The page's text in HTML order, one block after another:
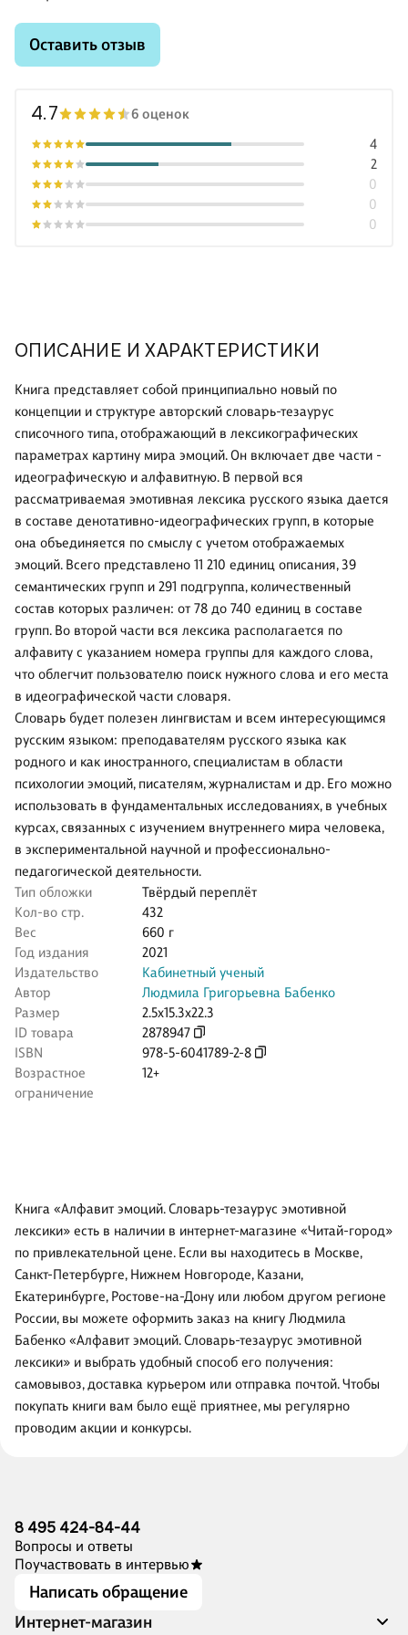
ОПИСАНИЕ И ХАРАКТЕРИСТИКИ
Книга представляет собой принципиально новый по
концепции и структуре авторский словарь-тезаурус
списочного типа, отображающий в лексикографических
параметрах картину мира эмоций. Он включает две части -
идеографическую и алфавитную. В первой вся
рассматриваемая эмотивная лексика русского языка дается
в составе денотативно-идеографических групп, в которые
она объединяется по смыслу с учетом отображаемых
эмоций. Всего представлено 11 210 единиц описания, 39
семантических групп и 291 подгруппа, количественный
состав которых различен: от 78 до 740 единиц в составе
групп. Во второй части вся лексика располагается по
алфавиту с указанием номера группы для каждого слова,
что облегчит пользователю поиск нужного слова и его места
в идеографической части словаря.
Словарь будет полезен лингвистам и всем интересующимся
русским языком: преподавателям русского языка как
родного и как иностранного, специалистам в области
психологии эмоций, писателям, журналистам и др. Его можно
использовать в фундаментальных исследованиях, в учебных
курсах, связанных с изучением внутреннего мира человека,
в экспериментальной научной и профессионально-
педагогической деятельности.
Тип обложки
Твёрдый переплёт
Кол-во стр.
432
Вес
660 г
Год издания
2021
Издательство
Кабинетный ученый
Автор
Людмила Григорьевна Бабенко
Размер
2.5x15.3x22.3
ID товара
2878947
ISBN
978-5-6041789-2-8
Возрастное
ограничение
12+
Оставить отзыв
4.7 6 оценок
0
0
0
2
4
Книга «Алфавит эмоций. Словарь-тезаурус эмотивной
лексики» есть в наличии в интернет-магазине «Читай-город»
по привлекательной цене. Если вы находитесь в Москве,
Санкт-Петербурге, Нижнем Новгороде, Казани,
Екатеринбурге, Ростове-на-Дону или любом другом регионе
России, вы можете оформить заказ на книгу Людмила
Бабенко «Алфавит эмоций. Словарь-тезаурус эмотивной
лексики» и выбрать удобный способ его получения:
самовывоз, доставка курьером или отправка почтой. Чтобы
покупать книги вам было ещё приятнее, мы регулярно
проводим акции и конкурсы.
8 495 424-84-44
Вопросы и ответы
Поучаствовать в интервью
Написать обращение
Интернет-магазин